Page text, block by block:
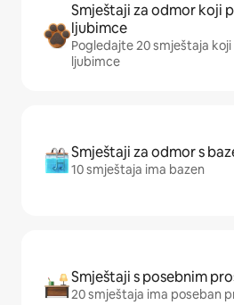
Smještaji za odmor koji
ljubimce
Pogledajte 20 smještaja
ljubimce
Smještaji za odmor s
10 smještaja ima bazen
Smještaji s posebnim
20 smještaja ima poseban